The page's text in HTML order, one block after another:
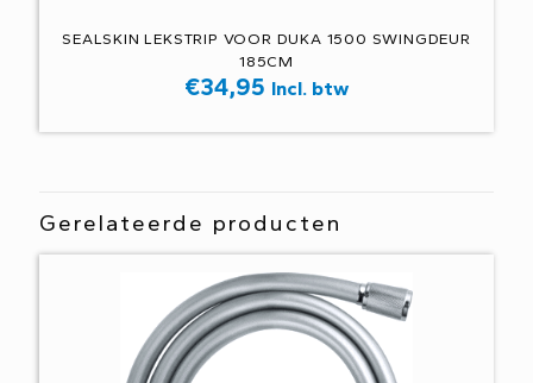
SEALSKIN LEKSTRIP VOOR DUKA 1500 SWINGDEUR
185CM
€34,95 Incl. btw
Gerelateerde producten